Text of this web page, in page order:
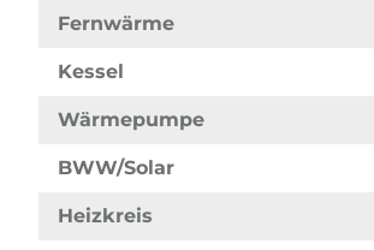
Fernwärme
Kessel
Wärmepumpe
BWW/Solar
Heizkreis